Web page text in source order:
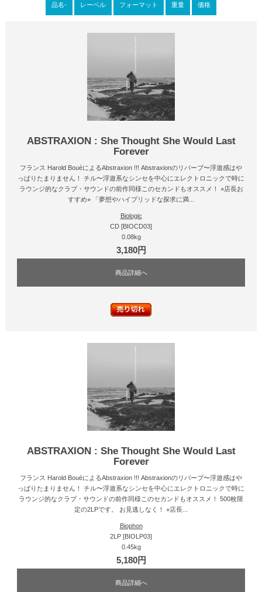
品名- レーベル フォーマット 重量 価格
ABSTRAXION : She Thought She Would Last
Forever
フランス Harold BouéによるAbstraxion !!! Abstraxionのリバーブ〜浮遊感はや
っぱりたまりません！ チル〜浮遊系なシンセを中心にエレクトロニックで時に
ラウンジ的なクラブ・サウンドの前作同様このセカンドもオススメ！ ⭐︎店長お
すすめ⭐︎ 「夢想やハイブリッドな探求に満...
Biologic
CD [BIOCD03]
0.08kg
3,180円
商品詳細へ
ABSTRAXION : She Thought She Would Last
Forever
フランス Harold BouéによるAbstraxion !!! Abstraxionのリバーブ〜浮遊感はや
っぱりたまりません！ チル〜浮遊系なシンセを中心にエレクトロニックで時に
ラウンジ的なクラブ・サウンドの前作同様このセカンドもオススメ！ 500枚限
定の2LPです。 お見逃しなく！ ⭐︎店長...
Biophon
2LP [BIOLP03]
0.45kg
5,180円
商品詳細へ